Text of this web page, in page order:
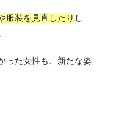
服装を見直したり し
った女性も、新たな姿